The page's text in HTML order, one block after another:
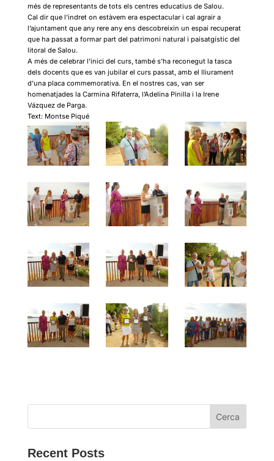
més de representants de tots els centres educatius de Salou.
Cal dir que l’indret on estàvem era espectacular i cal agrair a
l’ajuntament que any rere any ens descobreixin un espai recuperat
que ha passat a formar part del patrimoni natural i paisatgístic del
litoral de Salou.
A més de celebrar l’inici del curs, també s’ha reconegut la tasca
dels docents que es van jubilar el curs passat, amb el lliurament
d’una placa commemorativa. En el nostres cas, van ser
homenatjades la Carmina Rifaterra, l’Adelina Pinilla i la Irene
Vázquez de Parga.
Text: Montse Piqué
Cerca
Recent Posts